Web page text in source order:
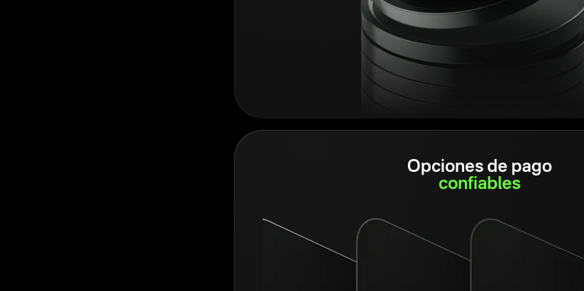
Opciones de pago
confiables